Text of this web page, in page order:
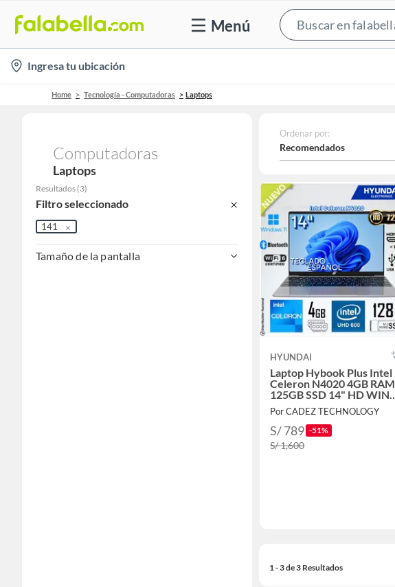
Menú
location-
icon
Ingresa tu ubicación
Home Tecnología - Computadoras Laptops
Computadoras
Laptops
Resultados (3)
Filtro seleccionado
141
Tamaño de la pantalla
Ordenar por:
Recomendados
HYUNDAI
Laptop Hybook Plus Intel
Celeron N4020 4GB RAM
125GB SSD 14" HD WIN
11 - Gris HT14CC1C46SG
Por CADEZ TECHNOLOGY
S/ 789 -51%
S/ 1,600
1 - 3 de 3 Resultados